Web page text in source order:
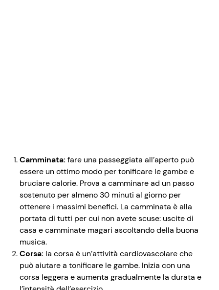
Camminata: fare una passeggiata all’aperto può
essere un ottimo modo per tonificare le gambe e
bruciare calorie. Prova a camminare ad un passo
sostenuto per almeno 30 minuti al giorno per
ottenere i massimi benefici. La camminata è alla
portata di tutti per cui non avete scuse: uscite di
casa e camminate magari ascoltando della buona
musica.
Corsa: la corsa è un’attività cardiovascolare che
può aiutare a tonificare le gambe. Inizia con una
corsa leggera e aumenta gradualmente la durata e